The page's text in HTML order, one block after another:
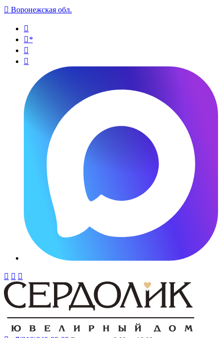
 Воронежская обл.

*


  